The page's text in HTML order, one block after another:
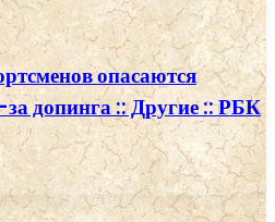
опасаются
за допинга :: Другие :: РБК